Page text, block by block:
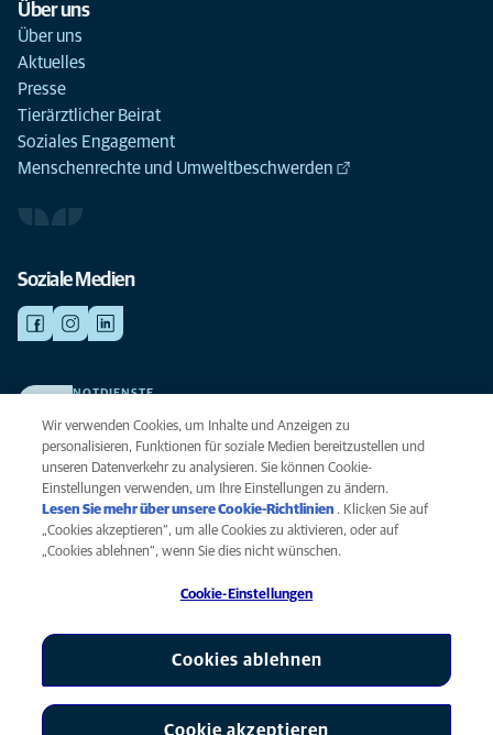
Über uns
Über uns
Aktuelles
Presse
Tierärztlicher Beirat
Soziales Engagement
Menschenrechte und Umweltbeschwerden
Soziale Medien
NOTDIENSTE
beste Versorgung verdient.
Datenschutz
Legal
Hinweis zu Cookies
AniCura ist eine Tochtergesellschaft von Mars, Inc © 2026
Wir verwenden Cookies, um Inhalte und Anzeigen zu
personalisieren, Funktionen für soziale Medien bereitzustellen und
unseren Datenverkehr zu analysieren. Sie können Cookie-
Einstellungen verwenden, um Ihre Einstellungen zu ändern.
Lesen Sie mehr über unsere Cookie-Richtlinien (opens in a new
tab)
. Klicken Sie auf
„Cookies akzeptieren“, um alle Cookies zu aktivieren, oder auf
„Cookies ablehnen“, wenn Sie dies nicht wünschen.
Cookie-Einstellungen
Cookies ablehnen
Cookie akzeptieren